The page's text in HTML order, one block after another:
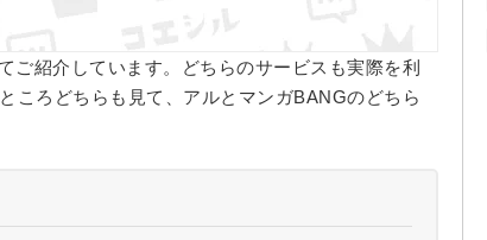
ご紹介しています。どちらのサービスも実際を利
ころどちらも見て、アルとマンガBANGのどちら